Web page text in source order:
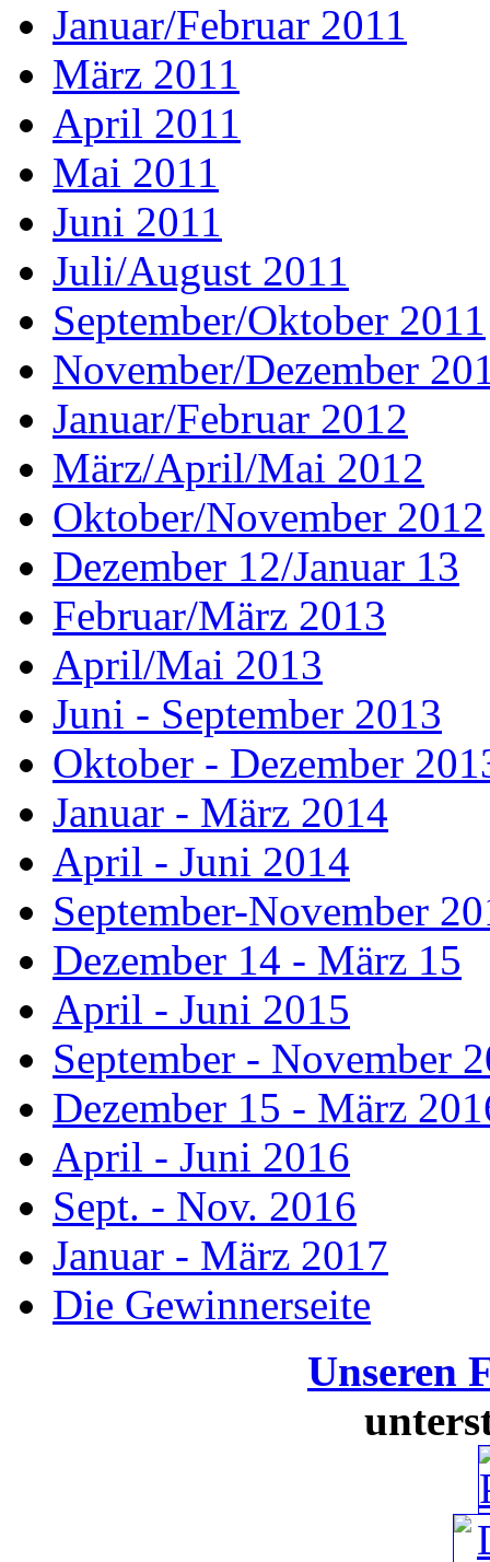
Januar/Februar 2011
März 2011
April 2011
Mai 2011
Juni 2011
Juli/August 2011
September/Oktober 2011
November/Dezember
Januar/Februar 2012
März/April/Mai 2012
Oktober/November 2012
Dezember 12/Januar 13
Februar/März 2013
April/Mai 2013
Juni - September 2013
Oktober - Dezember
Januar - März 2014
April - Juni 2014
September-November
Dezember 14 - März 15
April - Juni 2015
September - November
Dezember 15 - März
April - Juni 2016
Sept. - Nov. 2016
Januar - März 2017
Die Gewinnerseite
Unseren